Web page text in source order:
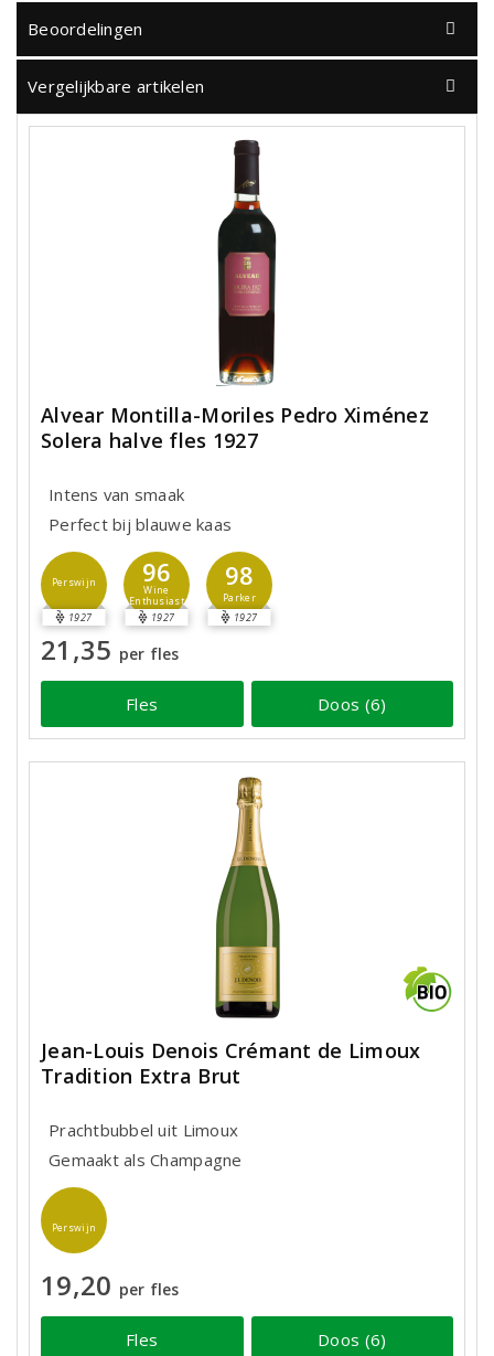
Beoordelingen
Vergelijkbare artikelen
Alvear Montilla-Moriles Pedro Ximénez
Solera halve fles 1927
Intens van smaak
Perfect bij blauwe kaas
Perswijn
1927
96
Wine
Enthusiast
1927
98
Parker
1927
21,35 per fles
Fles Doos (6)
Jean-Louis Denois Crémant de Limoux
Tradition Extra Brut
Prachtbubbel uit Limoux
Gemaakt als Champagne
Perswijn
19,20 per fles
Fles Doos (6)